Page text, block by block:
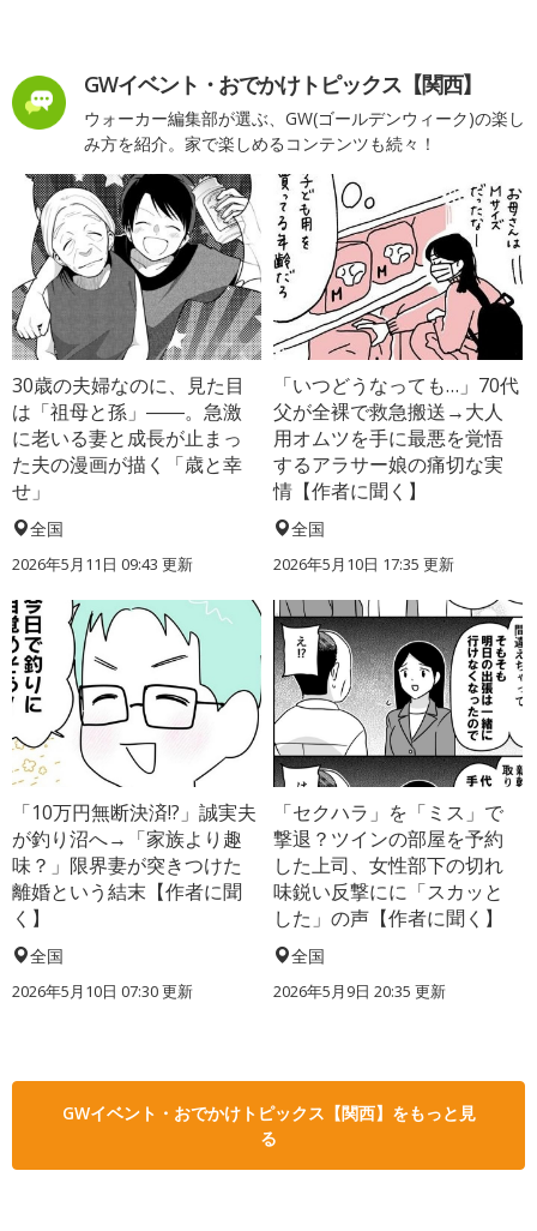
GWイベント・おでかけトピックス【関西】
ウォーカー編集部が選ぶ、GW(ゴールデンウィーク)の楽し
み方を紹介。家で楽しめるコンテンツも続々！
30歳の夫婦なのに、見た目
は「祖母と孫」――。急激
に老いる妻と成長が止まっ
た夫の漫画が描く「歳と幸
せ」
全国
2026年5月11日 09:43 更新
「いつどうなっても…」70代
父が全裸で救急搬送→大人
用オムツを手に最悪を覚悟
するアラサー娘の痛切な実
情【作者に聞く】
全国
2026年5月10日 17:35 更新
「10万円無断決済!?」誠実夫
が釣り沼へ→「家族より趣
味？」限界妻が突きつけた
離婚という結末【作者に聞
く】
全国
2026年5月10日 07:30 更新
「セクハラ」を「ミス」で
撃退？ツインの部屋を予約
した上司、女性部下の切れ
味鋭い反撃にに「スカッと
した」の声【作者に聞く】
全国
2026年5月9日 20:35 更新
GWイベント・おでかけトピックス【関西】をもっと見
る